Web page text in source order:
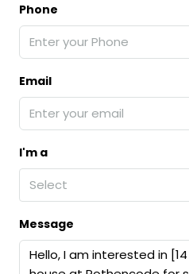
Phone
Email
I'm a
Select
Message